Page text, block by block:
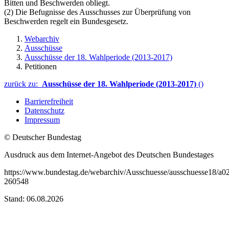
Bitten und Beschwerden obliegt.
(2) Die Befugnisse des Ausschusses zur Überprüfung von
Beschwerden regelt ein Bundesgesetz.
Webarchiv
Ausschüsse
Ausschüsse der 18. Wahlperiode (2013-2017)
Petitionen
zurück zu: Ausschüsse der 18. Wahlperiode (2013-2017) ()
Barrierefreiheit
Datenschutz
Impressum
© Deutscher Bundestag
Ausdruck aus dem Internet-Angebot des Deutschen Bundestages
https://www.bundestag.de/webarchiv/Ausschuesse/ausschuesse18/
260548
Stand: 06.08.2026